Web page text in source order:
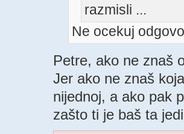
razmisli ...
Ne ocekuj
Petre, ako ne znaš
Jer ako ne znaš
nijednoj, a ako pak
zašto ti je baš ta